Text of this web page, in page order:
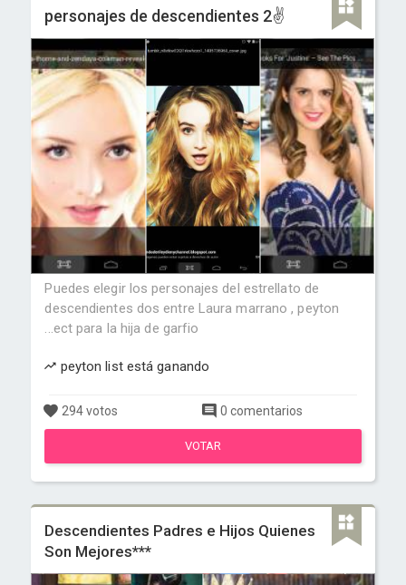
personajes de descendientes 2✌
Puedes elegir los personajes del estrellato de
descendientes dos entre Laura marrano , peyton
...ect para la hija de garfio
peyton list está ganando
294 votos 0 comentarios
VOTAR
Descendientes Padres e Hijos Quienes
Son Mejores***